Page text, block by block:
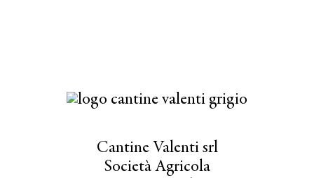
Cantine Valenti srl
Società Agricola